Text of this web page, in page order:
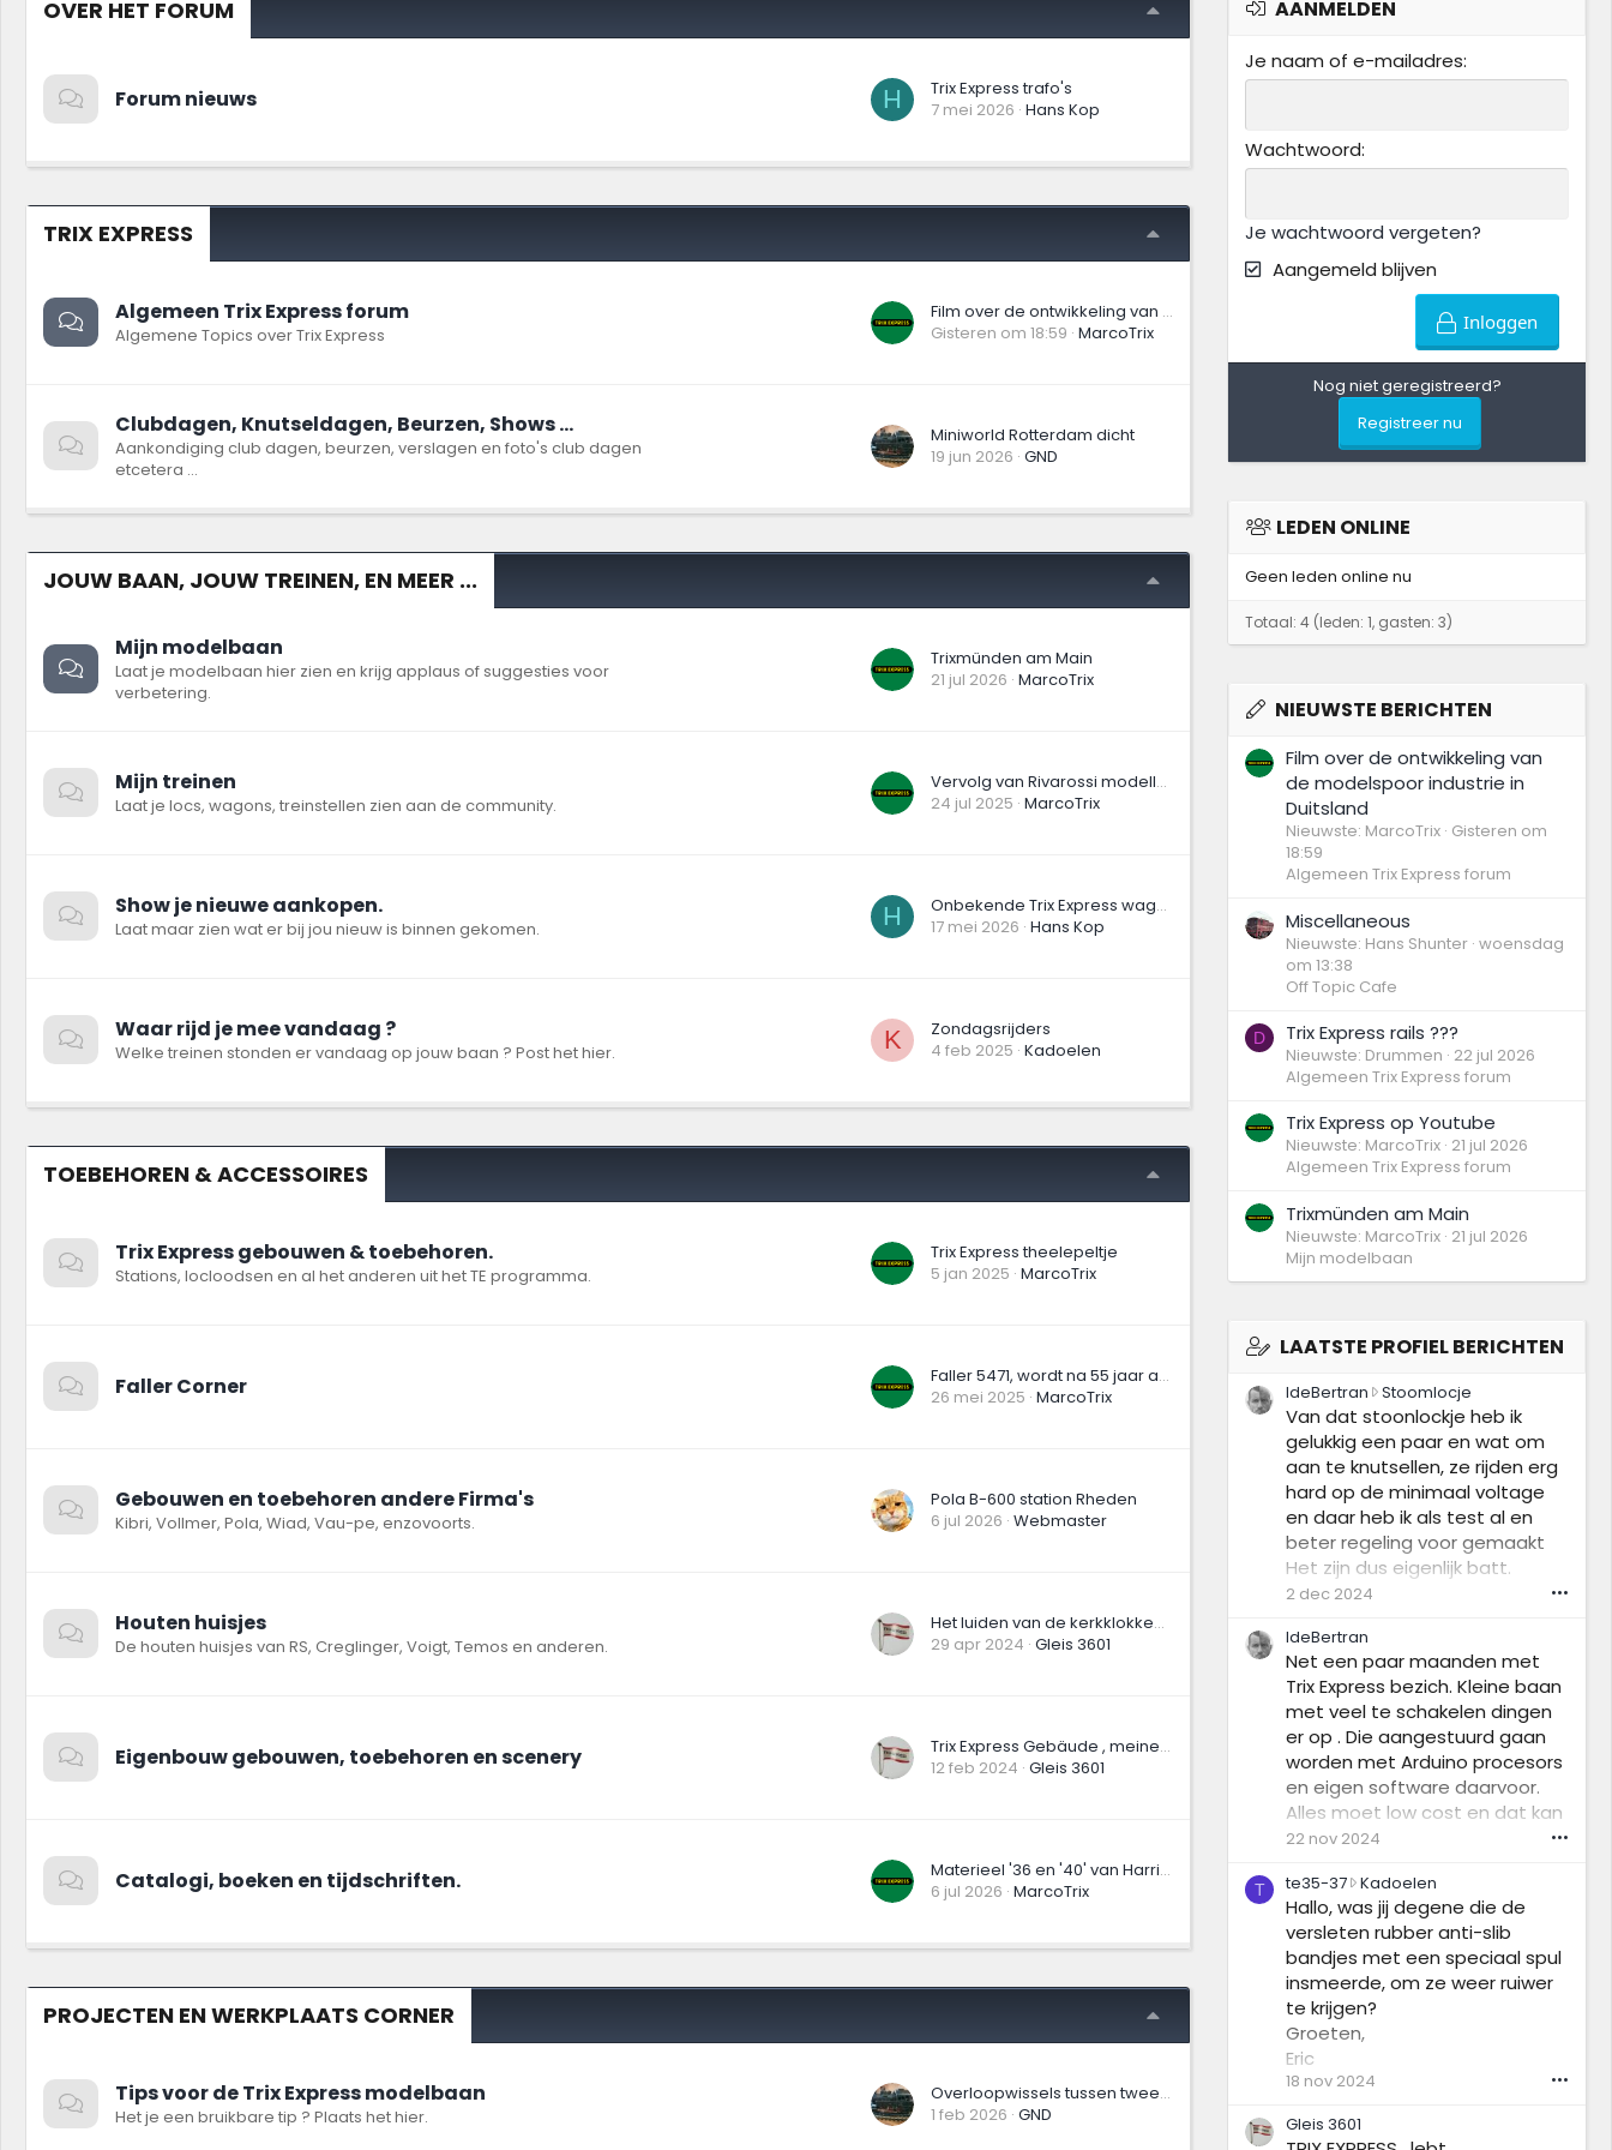
OVER HET FORUM
Forum nieuws H
Trix Express trafo's
7 mei 2026 Hans Kop
TRIX EXPRESS
Algemeen Trix Express forum
Algemene Topics over Trix Express
Film over de ontwikkeling van de modelspoor industrie in Duitsland
Gisteren om 18:59 MarcoTrix
Clubdagen, Knutseldagen, Beurzen, Shows ...
Aankondiging club dagen, beurzen, verslagen en foto's club dagen
etcetera ...
Miniworld Rotterdam dicht
19 jun 2026 GND
JOUW BAAN, JOUW TREINEN, EN MEER ...
Mijn modelbaan
Laat je modelbaan hier zien en krijg applaus of suggesties voor
verbetering.
Trixmünden am Main
21 jul 2026 MarcoTrix
Mijn treinen
Laat je locs, wagons, treinstellen zien aan de community.
Vervolg van Rivarossi modellen als basis voor de 2 Trix locs: de Fairbanks-Morse diesel voor de VS en Canada.
24 jul 2025 MarcoTrix
Show je nieuwe aankopen.
Laat maar zien wat er bij jou nieuw is binnen gekomen. H
Onbekende Trix Express wagen
17 mei 2026 Hans Kop
Waar rijd je mee vandaag ?
Welke treinen stonden er vandaag op jouw baan ? Post het hier. K
Zondagsrijders
4 feb 2025 Kadoelen
TOEBEHOREN & ACCESSOIRES
Trix Express gebouwen & toebehoren.
Stations, locloodsen en al het anderen uit het TE programma.
Trix Express theelepeltje
5 jan 2025 MarcoTrix
Faller Corner
Faller 5471, wordt na 55 jaar afgebouwd…
26 mei 2025 MarcoTrix
Gebouwen en toebehoren andere Firma's
Kibri, Vollmer, Pola, Wiad, Vau-pe, enzovoorts.
Pola B-600 station Rheden
6 jul 2026 Webmaster
Houten huisjes
De houten huisjes van RS, Creglinger, Voigt, Temos en anderen.
Het luiden van de kerkklokken van Faller, RS en Wiad deel 3 1956-75
29 apr 2024 Gleis 3601
Eigenbouw gebouwen, toebehoren en scenery
Trix Express Gebäude , meine Replika Eigenbauten ...
12 feb 2024 Gleis 3601
Catalogi, boeken en tijdschriften.
Materieel '36 en '40' van Harrie Peters (2011)
6 jul 2026 MarcoTrix
PROJECTEN EN WERKPLAATS CORNER
Tips voor de Trix Express modelbaan
Het je een bruikbare tip ? Plaats het hier.
Overloopwissels tussen twee perrons
1 feb 2026 GND
AANMELDEN
Je naam of e-mailadres
Wachtwoord
Je wachtwoord vergeten?
Aangemeld blijven
Inloggen
Nog niet geregistreerd?
Registreer nu
LEDEN ONLINE
Geen leden online nu
Totaal: 4 (leden: 1, gasten: 3)
NIEUWSTE BERICHTEN
Film over de ontwikkeling van
de modelspoor industrie in
Duitsland
Nieuwste: MarcoTrix Gisteren om
18:59
Algemeen Trix Express forum
Miscellaneous
Nieuwste: Hans Shunter woensdag
om 13:38
Off Topic Cafe
D Trix Express rails ???
Nieuwste: Drummen 22 jul 2026
Algemeen Trix Express forum
Trix Express op Youtube
Nieuwste: MarcoTrix 21 jul 2026
Algemeen Trix Express forum
Trixmünden am Main
Nieuwste: MarcoTrix 21 jul 2026
Mijn modelbaan
LAATSTE PROFIEL BERICHTEN
IdeBertran Stoomlocje
d
e
B
e
r
t
r
a
h
r
e
e
f
o
p
h
e
o
f
i
e
l
Van dat stoonlockje heb ik
gelukkig een paar en wat om
aan te knutsellen, ze rijden erg
hard op de minimaal voltage
en daar heb ik als test al en
beter regeling voor gemaakt
Het zijn dus eigenlijk batt.
lockjes ( vertelde men mij) ik
dit ouder spul spannerder dan
het moderne , hetgeen ook
nog eens onbetaalbar is voor
mij.www.albruino.nl
2 dec 2024 •••
IdeBertran
Net een paar maanden met
Trix Express bezich. Kleine baan
met veel te schakelen dingen
er op . Die aangestuurd gaan
worden met Arduino procesors
en eigen software daarvoor.
Alles moet low cost en dat kan
gelukkig met Trix Express. De
wel 3D geprinte loc loodsen
22 nov 2024 •••
T te35-37 Kadoelen
e
3
5
-
3
e
Hallo, was jij degene die de
versleten rubber anti-slib
bandjes met een speciaal spul
insmeerde, om ze weer ruiwer
te krijgen?
Groeten,
Eric
18 nov 2024 •••
Gleis 3601